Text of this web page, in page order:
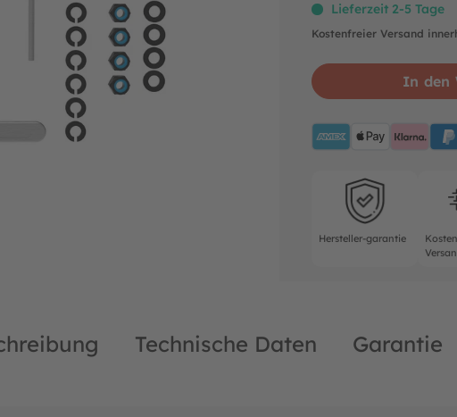
Lieferzeit 2-5 Tage
Kostenfreier Versand
In den
ApplePay
Hersteller-garantie
Hersteller-garantie
Technische Daten Garantie